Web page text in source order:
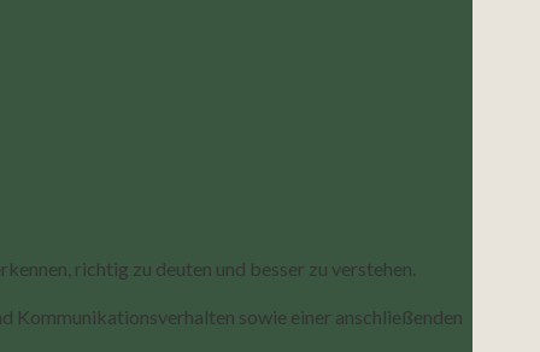
richtig zu deuten und besser zu verstehen.
Kommunikationsverhalten sowie einer anschließenden